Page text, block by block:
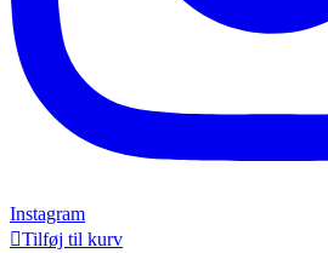
Instagram
Tilføj til kurv